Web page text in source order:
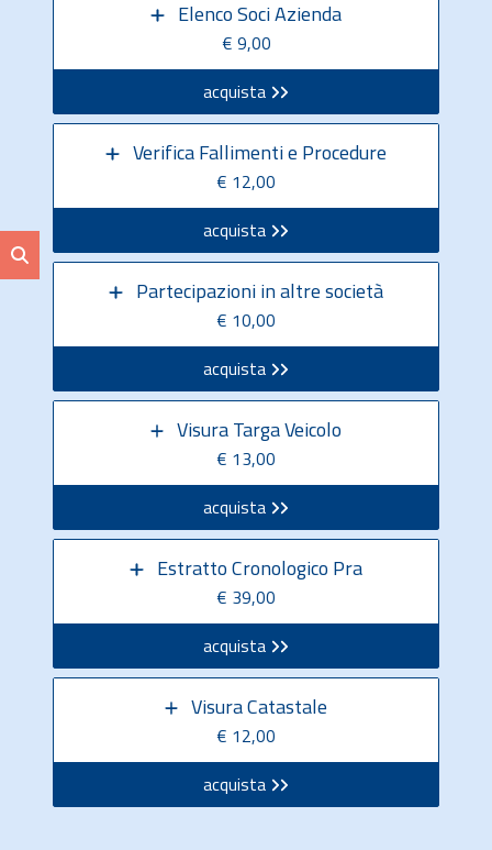
Elenco Soci Azienda
€ 9,00
acquista
Verifica Fallimenti e Procedure
€ 12,00
acquista
Partecipazioni in altre società
€ 10,00
acquista
Visura Targa Veicolo
€ 13,00
acquista
Estratto Cronologico Pra
€ 39,00
acquista
Visura Catastale
€ 12,00
acquista